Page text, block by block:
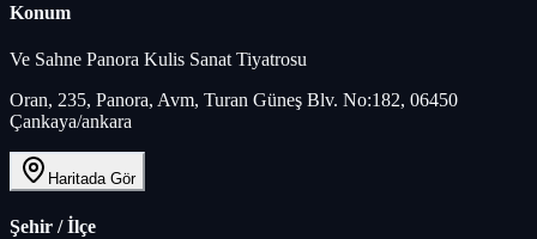
Konum
Ve Sahne Panora Kulis Sanat Tiyatrosu
Oran, 235, Panora, Avm, Turan Güneş Blv. No:182, 06450
Çankaya/ankara
Haritada Gör
Şehir / İlçe